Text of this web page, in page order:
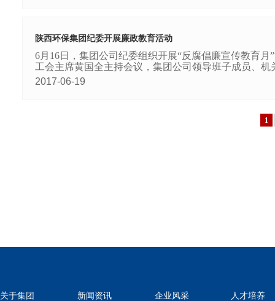
陕西环保集团纪委开展廉政教育活动
6月16日，集团公司纪委组织开展“反腐倡廉宣传教育
工会主席黄国全主持会议，集团公司领导班子成员、机
2017-06-19
1
关于集团 新闻资讯 企业风采 人才培养